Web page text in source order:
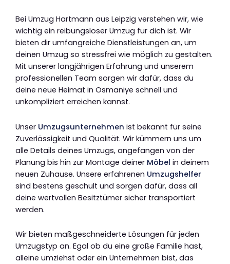
Bei Umzug Hartmann aus Leipzig verstehen wir, wie
wichtig ein reibungsloser Umzug für dich ist. Wir
bieten dir umfangreiche Dienstleistungen an, um
deinen Umzug so stressfrei wie möglich zu gestalten.
Mit unserer langjährigen Erfahrung und unserem
professionellen Team sorgen wir dafür, dass du
deine neue Heimat in Osmaniye schnell und
unkompliziert erreichen kannst.
Unser Umzugsunternehmen ist bekannt für seine
Zuverlässigkeit und Qualität. Wir kümmern uns um
alle Details deines Umzugs, angefangen von der
Planung bis hin zur Montage deiner Möbel in deinem
neuen Zuhause. Unsere erfahrenen Umzugshelfer
sind bestens geschult und sorgen dafür, dass all
deine wertvollen Besitztümer sicher transportiert
werden.
Wir bieten maßgeschneiderte Lösungen für jeden
Umzugstyp an. Egal ob du eine große Familie hast,
alleine umziehst oder ein Unternehmen bist, das